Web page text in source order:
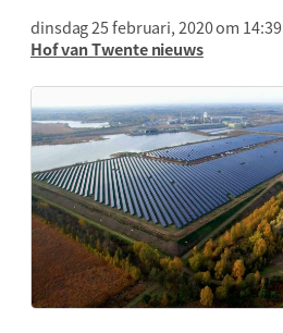
dinsdag 25 februari, 2020 om 14:39
Hof van Twente nieuws